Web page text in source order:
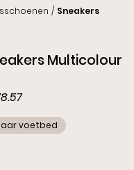
/ Sneakers
Multicolour
voetbed